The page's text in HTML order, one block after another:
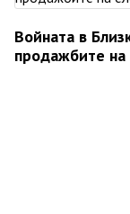
Войната в
продажбите